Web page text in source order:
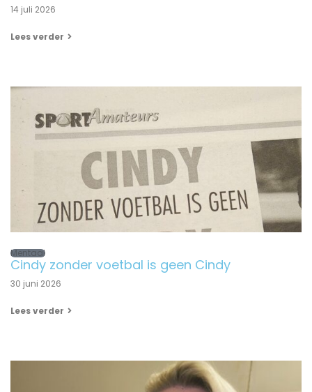
14 juli 2026
Lees verder
Mentaal
Cindy zonder voetbal is geen Cindy
30 juni 2026
Lees verder